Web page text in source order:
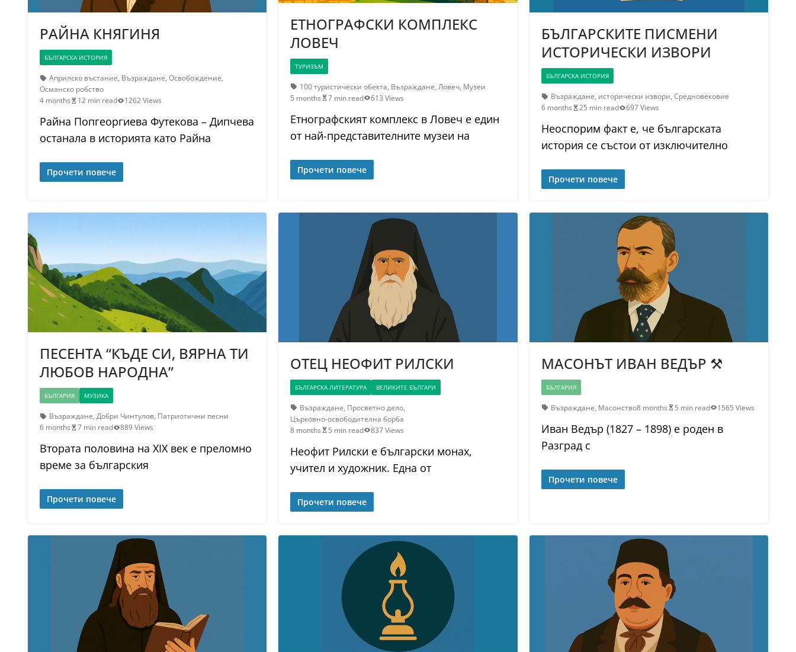
РАЙНА КНЯГИНЯ
БЪЛГАРСКА ИСТОРИЯ
Априлско въстание, Възраждане, Освобождение,
Османско робство
4 months
12 min read 1262 Views
Райна Попгеоргиева Футекова – Дипчева
останала в историята като Райна
Прочети повече
ЕТНОГРАФСКИ КОМПЛЕКС
ЛОВЕЧ
ТУРИЗЪМ
100 туристически обекта, Възраждане,Ловеч, Музеи
5 months
7 min read 613 Views
Етнографският комплекс в Ловеч е един
от най-представителните музеи на
Прочети повече
БЪЛГАРСКИТЕ ПИСМЕНИ
ИСТОРИЧЕСКИ ИЗВОРИ
БЪЛГАРСКА ИСТОРИЯ
Възраждане, исторически извори, Средновековие
6 months
25 min read 697 Views
Неоспорим факт е, че българската
история се състои от изключително
Прочети повече
ПЕСЕНТА “КЪДЕ СИ, ВЯРНА ТИ
ЛЮБОВ НАРОДНА”
БЪЛГАРИЯ МУЗИКА
Възраждане, Добри Чинтулов, Патриотични песни
6 months
7 min read 889 Views
Втората половина на XIX век е преломно
време за българския
Прочети повече
ОТЕЦ НЕОФИТ РИЛСКИ
БЪЛГАРСКА ЛИТЕРАТУРА ВЕЛИКИТЕ БЪЛГАРИ
Възраждане, Просветно дело,
Църковно-освободителна борба
8 months
5 min read 837 Views
Неофит Рилски е български монах,
учител и художник. Една от
Прочети повече
МАСОНЪТ ИВАН ВЕДЪР ⚒
БЪЛГАРИЯ
Възраждане, Масонство8 months 5 min read 1565 Views
Иван Ведър (1827 – 1898) е роден в
Разград с
Прочети повече